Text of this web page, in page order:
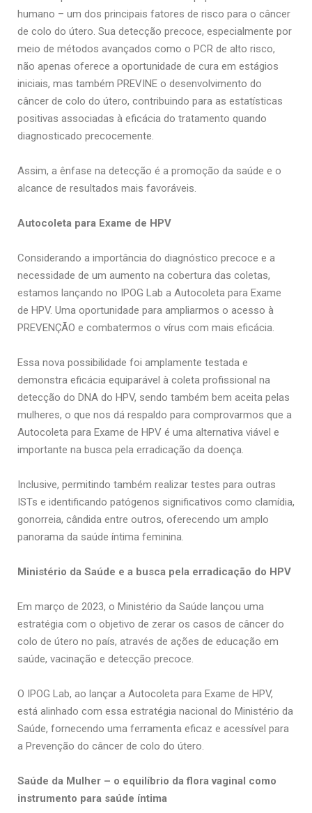
humano – um dos principais fatores de risco para o câncer
de colo do útero. Sua detecção precoce, especialmente por
meio de métodos avançados como o PCR de alto risco,
não apenas oferece a oportunidade de cura em estágios
iniciais, mas também PREVINE o desenvolvimento do
câncer de colo do útero, contribuindo para as estatísticas
positivas associadas à eficácia do tratamento quando
diagnosticado precocemente.
Assim, a ênfase na detecção é a promoção da saúde e o
alcance de resultados mais favoráveis.
Autocoleta para Exame de HPV
Considerando a importância do diagnóstico precoce e a
necessidade de um aumento na cobertura das coletas,
estamos lançando no IPOG Lab a Autocoleta para Exame
de HPV. Uma oportunidade para ampliarmos o acesso à
PREVENÇÃO e combatermos o vírus com mais eficácia.
Essa nova possibilidade foi amplamente testada e
demonstra eficácia equiparável à coleta profissional na
detecção do DNA do HPV, sendo também bem aceita pelas
mulheres, o que nos dá respaldo para comprovarmos que a
Autocoleta para Exame de HPV é uma alternativa viável e
importante na busca pela erradicação da doença.
Inclusive, permitindo também realizar testes para outras
ISTs e identificando patógenos significativos como clamídia,
gonorreia, cândida entre outros, oferecendo um amplo
panorama da saúde íntima feminina.
Ministério da Saúde e a busca pela erradicação do HPV
Em março de 2023, o Ministério da Saúde lançou uma
estratégia com o objetivo de zerar os casos de câncer do
colo de útero no país, através de ações de educação em
saúde, vacinação e detecção precoce.
O IPOG Lab, ao lançar a Autocoleta para Exame de HPV,
está alinhado com essa estratégia nacional do Ministério da
Saúde, fornecendo uma ferramenta eficaz e acessível para
a Prevenção do câncer de colo do útero.
Saúde da Mulher – o equilíbrio da flora vaginal como
instrumento para saúde íntima